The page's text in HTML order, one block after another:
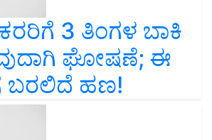
3 ತಿಂಗಳ ಬಾಕಿ
ಘೋಷಣೆ; ಈ
ಬರಲಿದೆ ಹಣ!